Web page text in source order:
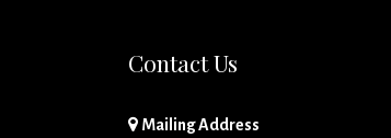
Contact Us
Mailing Address